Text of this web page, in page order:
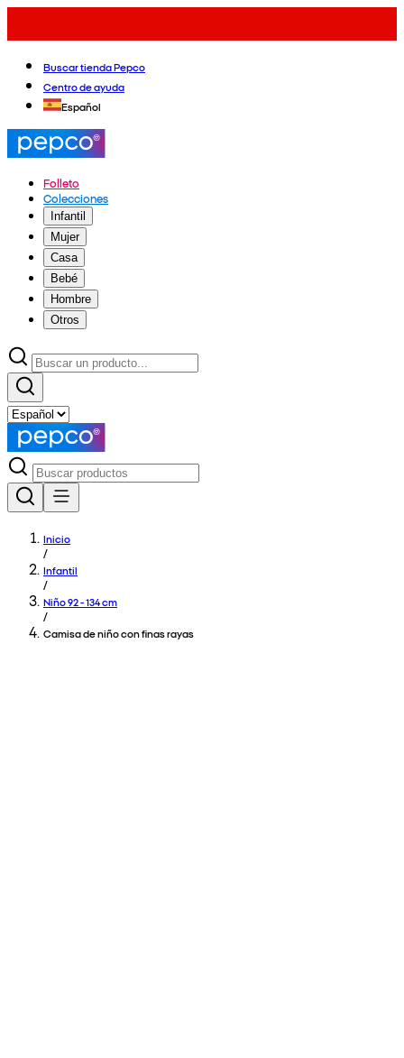
Buscar tienda Pepco
Centro de ayuda
Español
Folleto
Colecciones
Infantil
Mujer
Casa
Bebé
Hombre
Otros
Inicio
/
Infantil
/
Niño 92 - 134 cm
/
Camisa de niño con finas rayas